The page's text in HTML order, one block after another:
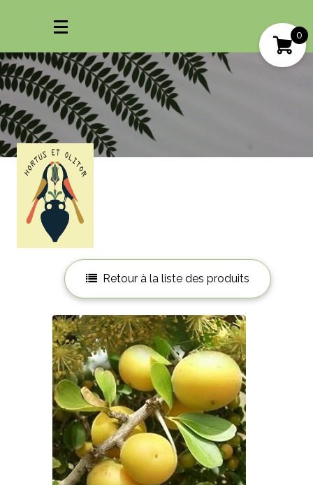
Mon compte
Mes favoris
0
Retour à la liste des produits